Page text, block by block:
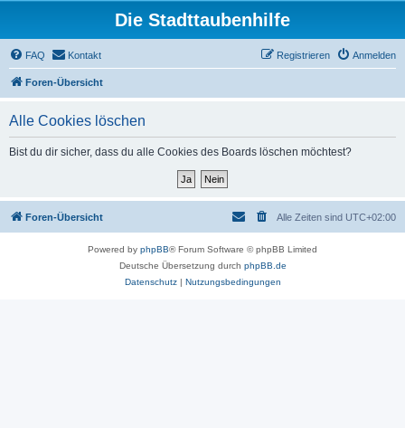
Die Stadttaubenhilfe
FAQ Kontakt Anmelden
Registrieren
Foren-Übersicht
Alle Cookies löschen
Bist du dir sicher, dass du alle Cookies des Boards löschen möchtest?
Foren-Übersicht Alle Zeiten sind UTC+02:00
Powered by phpBB® Forum Software © phpBB Limited
Deutsche Übersetzung durch phpBB.de
Datenschutz| Nutzungsbedingungen